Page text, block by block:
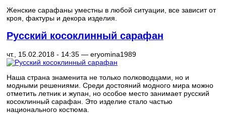
Женские сарафаны уместны в любой ситуации, все зависит от
кроя, фактуры и декора изделия.
Русский косоклинный сарафан
чт., 15.02.2018 - 14:35 — eryomina1989
Наша страна знаменита не только полководцами, но и
модными решениями. Среди достояний модного мира можно
отметить летник и жупан, но особое место занимает русский
косоклинный сарафан. Это изделие стало частью
национального костюма.